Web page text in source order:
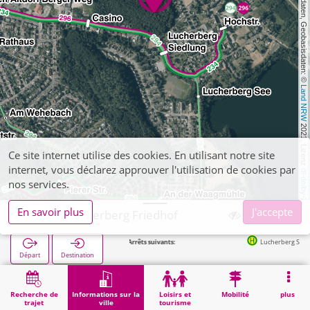
, Kartendaten, Geobasisdaten: ©
Land NRW
2021, Lizenz
dl-de/by-2-0
Recherche de
trajet
Informations sur la
ville
Loisirs et
tourisme
Mobilité plus
Inden, Lucherberg Friedhof
Départ Destination
Arrêts suivants: Lucherberg Siedlung in 251m
Démarrage Informations sur la ville Inden, Lucherberg Friedhof
Ce site internet utilise des cookies. En utilisant notre site
internet, vous déclarez approuver l'utilisation de cookies par
nos services.
En savoir plus
J'accepte